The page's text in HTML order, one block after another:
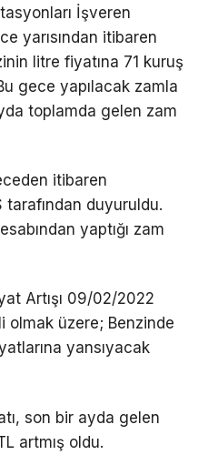
İşveren
yarısından itibaren
litre fiyatına 71 kuruş
Bu gece yapılacak zamla
toplamda gelen zam
itibaren
duyuruldu.
yaptığı zam
Artışı 09/02/2022
üzere; Benzinde
yansıyacak
son bir ayda gelen
artmış oldu.